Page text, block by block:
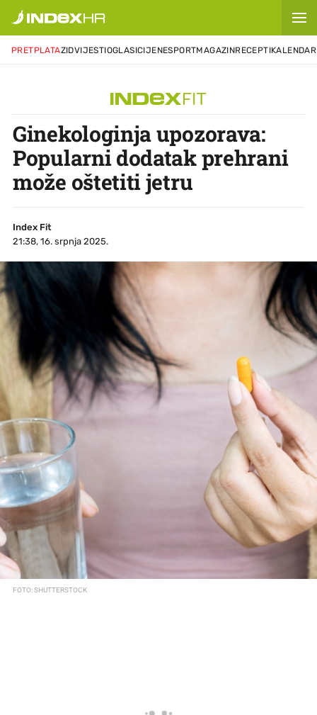
PRETPLATAZIDVIJESTIOGLASICIJENESPORTMAGAZINRECEPTIKALENDAR
Ginekologinja upozorava:
Popularni dodatak prehrani
može oštetiti jetru
Index Fit
21:38, 16. srpnja 2025.
FOTO: SHUTTERSTOCK